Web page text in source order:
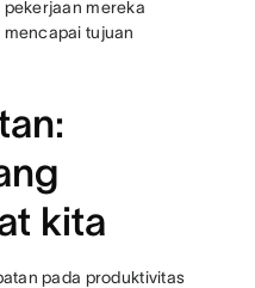
mereka
tujuan
kita
pada produktivitas